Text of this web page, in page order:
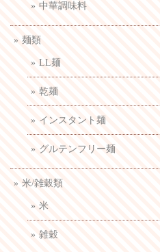
中華調味料
麺類
LL麺
乾麺
インスタント麺
グルテンフリー麺
米/雑穀類
米
雑穀